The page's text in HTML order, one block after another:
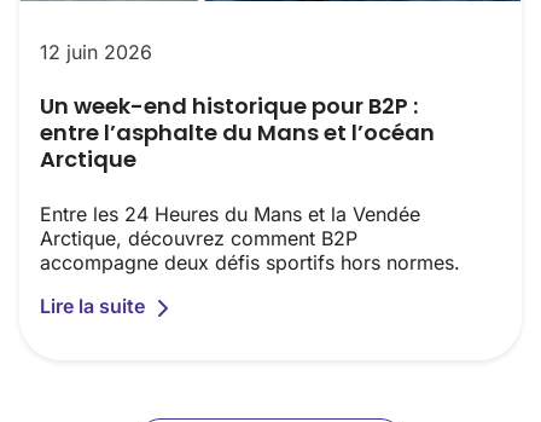
12 juin 2026
Un week-end historique pour B2P :
entre l’asphalte du Mans et l’océan
Arctique
Entre les 24 Heures du Mans et la Vendée
Arctique, découvrez comment B2P
accompagne deux défis sportifs hors normes.
Lire la suite